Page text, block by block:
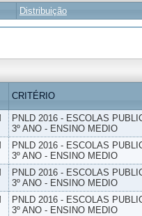
Distribuição
CRITÉRIO
PNLD 2016 - ESCOLAS
3º ANO - ENSINO MEDIO
PNLD 2016 - ESCOLAS
3º ANO - ENSINO MEDIO
PNLD 2016 - ESCOLAS
3º ANO - ENSINO MEDIO
PNLD 2016 - ESCOLAS
3º ANO - ENSINO MEDIO